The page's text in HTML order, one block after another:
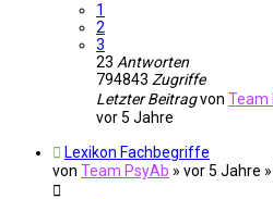
1
2
3
23 Antworten
794843 Zugriffe
Letzter Beitragvon Team
vor 5 Jahre
Lexikon Fachbegriffe
von Team PsyAb » vor 5 Jahre